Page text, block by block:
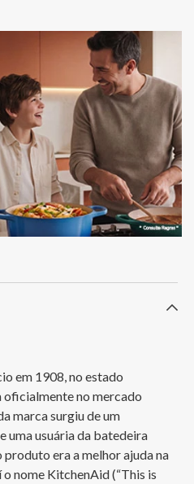
em 1908, no estado
oficialmente no mercado
marca surgiu de um
uma usuária da batedeira
era a melhor ajuda na
nome KitchenAid (“This is